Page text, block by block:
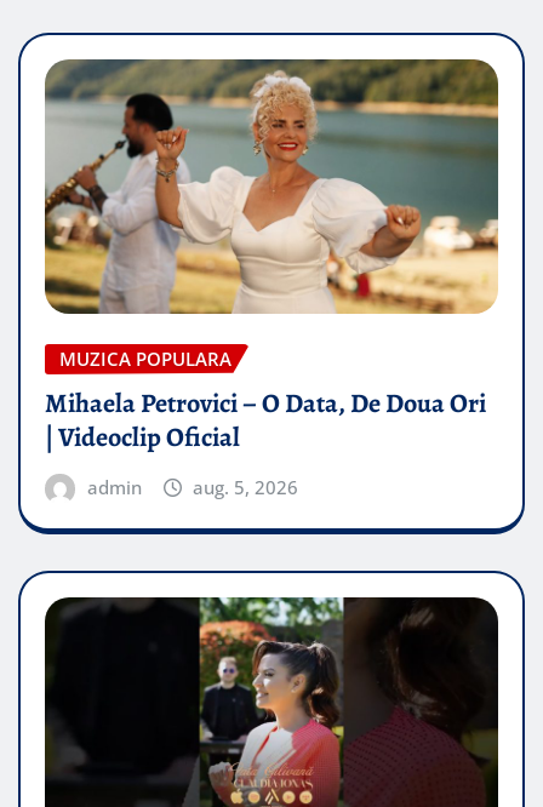
MUZICA POPULARA
Mihaela Petrovici – O Data, De Doua Ori
| Videoclip Oficial
admin aug. 5, 2026